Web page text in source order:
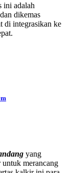
ini adalah
dikemas
di integrasikan ke
yang
untuk merancang